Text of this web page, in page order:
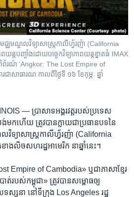
ឈមណ្ឌលវិទ្យាសាស្ត្រកាលីហ្វ័រញ៉ា (California
ន្តបញ្ចាំង​ដោយបច្ចេកវិទ្យាភាពយន្តខ្នាតធំ​ IMAX
ព័រណ៌ 'Angkor: The Lost Empire of
សាធារណៈកាលពីថ្ងៃទី ១៦ ខែកុម្ភៈ ឆ្នាំ
— ប្រាសាទ​អង្គរ​វត្ត​របស់​ប្រទេស​
ង់​មក​ហើយ ត្រូវបាន​ក្លាយ​ជា​ប្រធានបទ​នៃ​
យាសាស្ត្រ​កាលីហ្វ័រញ៉ា (California
ងលិចសហរដ្ឋអាមេរិក នា​ឆ្នាំ​នេះ។
Empire of Cambodia»​ ឬ​ជា​ភាសា​ខ្មែរ
ត់​របស់​កម្ពុជា​» ត្រូវបាន​សម្ពោធ​ឲ្យ​
នា នៅទីក្រុង Los Angeles រដ្ឋ